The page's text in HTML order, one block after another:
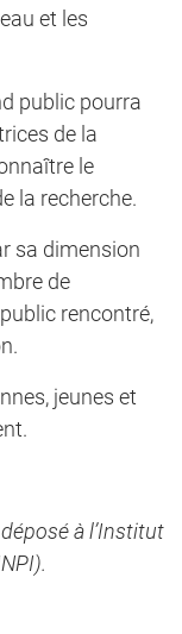
et les
public pourra
de la
le
la recherche.
sa dimension
de
rencontré,
jeunes et
à l’Institut